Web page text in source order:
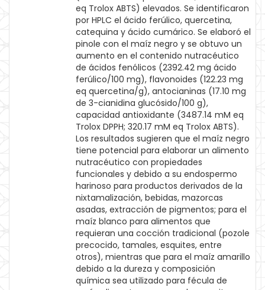
eq Trolox ABTS) elevados. Se identificaron
por HPLC el ácido ferúlico, quercetina,
catequina y ácido cumárico. Se elaboró el
pinole con el maíz negro y se obtuvo un
aumento en el contenido nutracéutico
de ácidos fenólicos (2392.42 mg ácido
ferúlico/100 mg), flavonoides (122.23 mg
eq quercetina/g), antocianinas (17.10 mg
de 3-cianidina glucósido/100 g),
capacidad antioxidante (3487.14 mM eq
Trolox DPPH; 320.17 mM eq Trolox ABTS).
Los resultados sugieren que el maíz negro
tiene potencial para elaborar un alimento
nutracéutico con propiedades
funcionales y debido a su endospermo
harinoso para productos derivados de la
nixtamalización, bebidas, mazorcas
asadas, extracción de pigmentos; para el
maíz blanco para alimentos que
requieran una cocción tradicional (pozole
precocido, tamales, esquites, entre
otros), mientras que para el maíz amarillo
debido a la dureza y composición
química sea utilizado para fécula de